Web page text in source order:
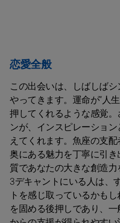
恋愛全般
この出会いは、しばしば
やってきます。運命が“人
押してくれるような感覚
ンが、インスピレーショ
えてくれます。魚座の支
奥にある魅力を丁寧に引
質であなたの大きな創造
3デキャントにいる人は、
トを感じ取っているかも
を固める後押しであり、